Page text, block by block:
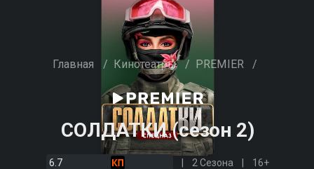
Главная / Кинотеатры / PREMIER /
СОЛДАТКИ (сезон 2)
6.7 2 Сезона
16+